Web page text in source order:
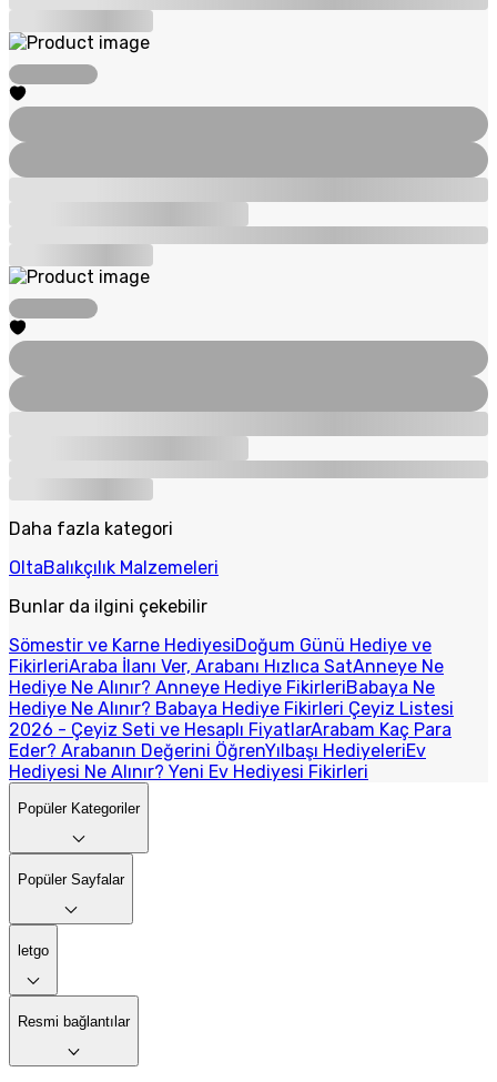
Daha fazla kategori
OltaBalıkçılık Malzemeleri
Bunlar da ilgini çekebilir
Sömestir ve Karne HediyesiDoğum Günü Hediye ve
FikirleriAraba İlanı Ver, Arabanı Hızlıca SatAnneye Ne
Hediye Ne Alınır? Anneye Hediye FikirleriBabaya Ne
Hediye Ne Alınır? Babaya Hediye Fikirleri Çeyiz Listesi
2026 - Çeyiz Seti ve Hesaplı FiyatlarArabam Kaç Para
Eder? Arabanın Değerini ÖğrenYılbaşı HediyeleriEv
Hediyesi Ne Alınır? Yeni Ev Hediyesi Fikirleri
Popüler Kategoriler
Popüler Sayfalar
letgo
Resmi bağlantılar